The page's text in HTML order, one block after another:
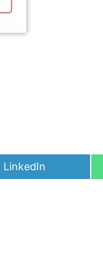
Share
on
LinkedIn